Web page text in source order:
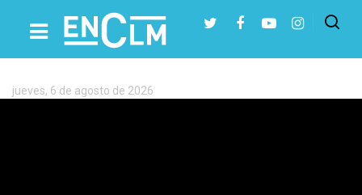
Etiqueta:
accidente
de
Presiona Intro para buscar o ESC para cerrar
jueves, 6 de agosto de 2026